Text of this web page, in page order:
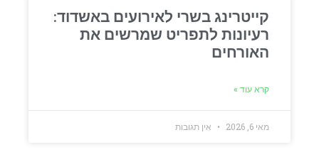
קייטרינג בשרי לאירועים באשדוד:
רעיונות לתפריט שמרשים את
האורחים
קרא עוד »
מאי 6, 2026 אין תגובות